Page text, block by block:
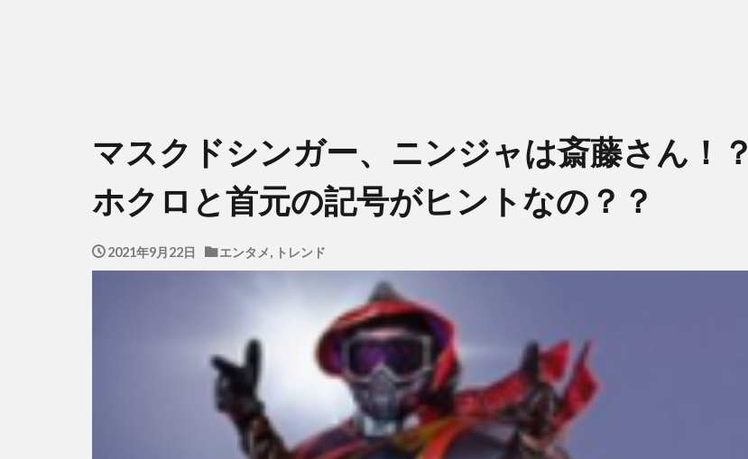
マスクドシンガー、ニンジャは斎藤さん！？
ホクロと首元の記号がヒントなの？？
2021年9月22日 エンタメ, トレンド